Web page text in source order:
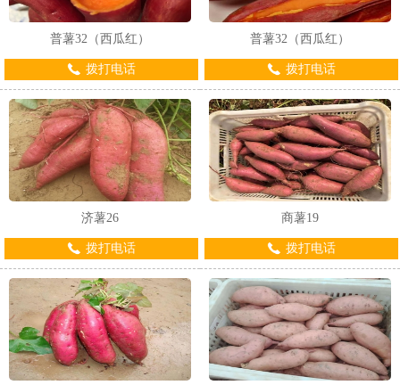
2
普薯32（西瓜红）
拨打电话
普薯32（西瓜红）
拨打电话
济薯26
拨打电话
商薯19
拨打电话